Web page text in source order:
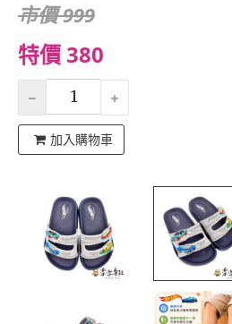
市價 999
特價 380
加入購物車